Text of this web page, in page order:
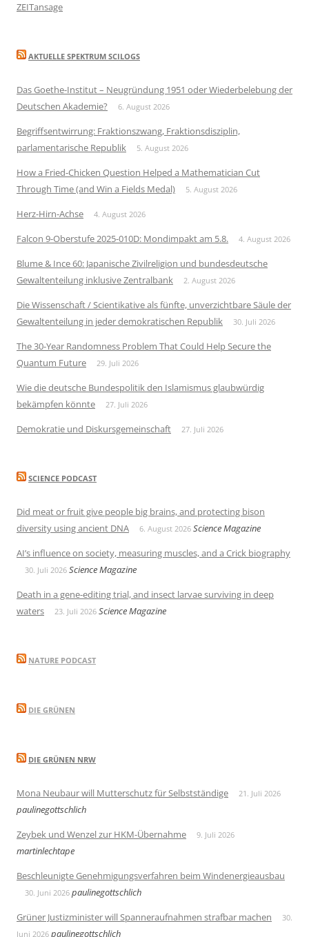
ZEITansage
AKTUELLE SPEKTRUM SCILOGS
Das Goethe-Institut – Neugründung 1951 oder Wiederbelebung der
Deutschen Akademie?
6. August 2026
Begriffsentwirrung: Fraktionszwang, Fraktionsdisziplin,
parlamentarische Republik
5. August 2026
How a Fried-Chicken Question Helped a Mathematician Cut
Through Time (and Win a Fields Medal)
5. August 2026
Herz-Hirn-Achse 4. August 2026
Falcon 9-Oberstufe 2025-010D: Mondimpakt am 5.8. 4. August 2026
Blume & Ince 60: Japanische Zivilreligion und bundesdeutsche
Gewaltenteilung inklusive Zentralbank
2. August 2026
Die Wissenschaft / Scientikative als fünfte, unverzichtbare Säule der
Gewaltenteilung in jeder demokratischen Republik
30. Juli 2026
The 30-Year Randomness Problem That Could Help Secure the
Quantum Future
29. Juli 2026
Wie die deutsche Bundespolitik den Islamismus glaubwürdig
bekämpfen könnte
27. Juli 2026
Demokratie und Diskursgemeinschaft 27. Juli 2026
SCIENCE PODCAST
Did meat or fruit give people big brains, and protecting bison
diversity using ancient DNA
6. August 2026 Science Magazine
AI’s influence on society, measuring muscles, and a Crick biography
30. Juli 2026 Science Magazine
Death in a gene-editing trial, and insect larvae surviving in deep
waters
23. Juli 2026 Science Magazine
NATURE PODCAST
DIE GRÜNEN
DIE GRÜNEN NRW
Mona Neubaur will Mutterschutz für Selbstständige 21. Juli 2026
paulinegottschlich
Zeybek und Wenzel zur HKM-Übernahme
9. Juli 2026
martinlechtape
Beschleunigte Genehmigungsverfahren beim Windenergieausbau
30. Juni 2026 paulinegottschlich
Grüner Justizminister will Spanneraufnahmen strafbar machen
30.
Juni 2026 paulinegottschlich